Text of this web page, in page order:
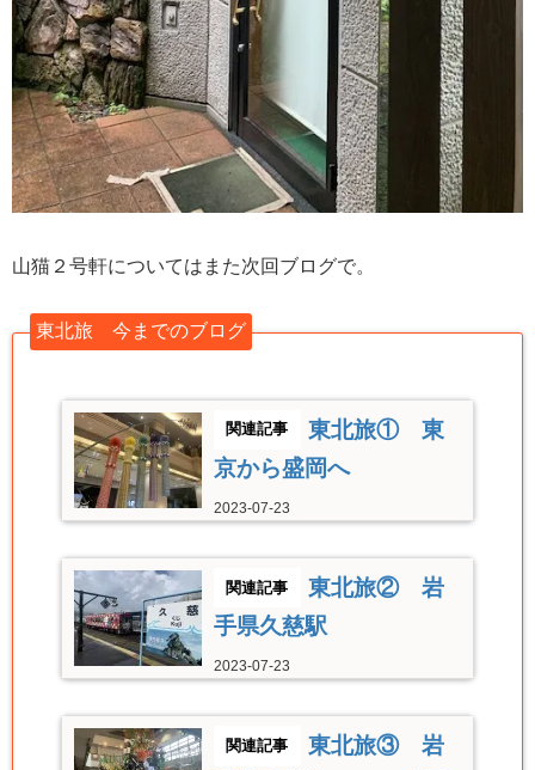
山猫２号軒についてはまた次回ブログで。
東北旅 今までのブログ
東北旅① 東
京から盛岡へ
2023-07-23
東北旅② 岩
手県久慈駅
2023-07-23
東北旅③ 岩